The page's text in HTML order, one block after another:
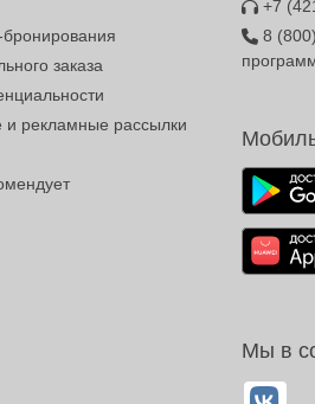
заказа
рекламные рассылки
+7
8
Мы в